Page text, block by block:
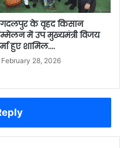
के वृहद किसान
में उप मुख्यमंत्री विजय
हुए शामिल….
February 28, 2026